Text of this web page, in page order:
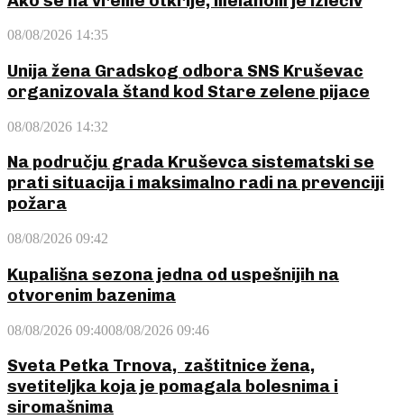
08/08/2026 14:35
Unija žena Gradskog odbora SNS Kruševac
organizovala štand kod Stare zelene pijace
08/08/2026 14:32
Na području grada Kruševca sistematski se
prati situacija i maksimalno radi na prevenciji
požara
08/08/2026 09:42
Kupališna sezona jedna od uspešnijih na
otvorenim bazenima
08/08/2026 09:4008/08/2026 09:46
Sveta Petka Trnova, zaštitnice žena,
svetiteljka koja je pomagala bolesnima i
siromašnima